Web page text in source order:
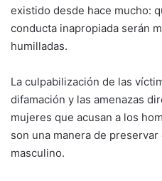
existido desde hace mucho:
conducta inapropiada serán
humilladas.
La culpabilización de las
difamación y las amenazas
mujeres que acusan a los
son una manera de preservar
masculino.